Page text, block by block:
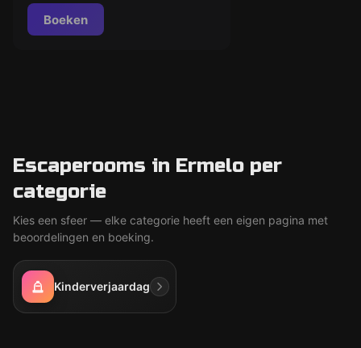
Boeken
Escaperooms in Ermelo per
categorie
Kies een sfeer — elke categorie heeft een eigen pagina met
beoordelingen en boeking.
Kinderverjaardag